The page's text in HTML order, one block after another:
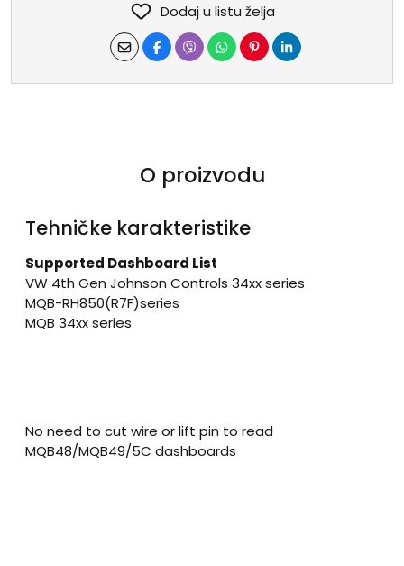
Dodaj u listu želja
O proizvodu
Tehničke karakteristike
Supported Dashboard List
VW 4th Gen Johnson Controls 34xx series
MQB-RH850(R7F)series
MQB 34xx series
No need to cut wire or lift pin to read
MQB48/MQB49/5C dashboards